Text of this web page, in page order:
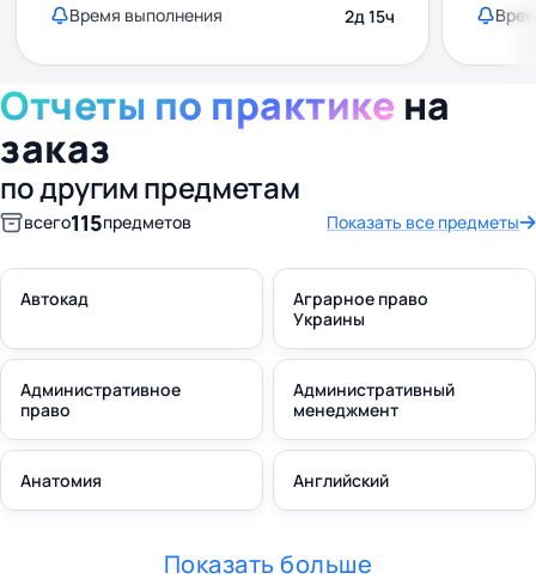
Время выполнения 2д 15ч
Отчеты по практике на
заказ
по другим предметам
всего115предметов Показать все предметы
Автокад
Аграрное право
Украины
Административное
право
Административный
менеджмент
Анатомия Английский
Показать больше